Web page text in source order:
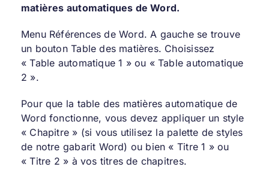
matières automatiques de Word.
Menu Références de Word. A gauche se trouve
un bouton Table des matières. Choisissez
« Table automatique 1 » ou « Table automatique
2 ».
Pour que la table des matières automatique de
Word fonctionne, vous devez appliquer un style
« Chapitre » (si vous utilisez la palette de styles
de notre gabarit Word) ou bien « Titre 1 » ou
« Titre 2 » à vos titres de chapitres.